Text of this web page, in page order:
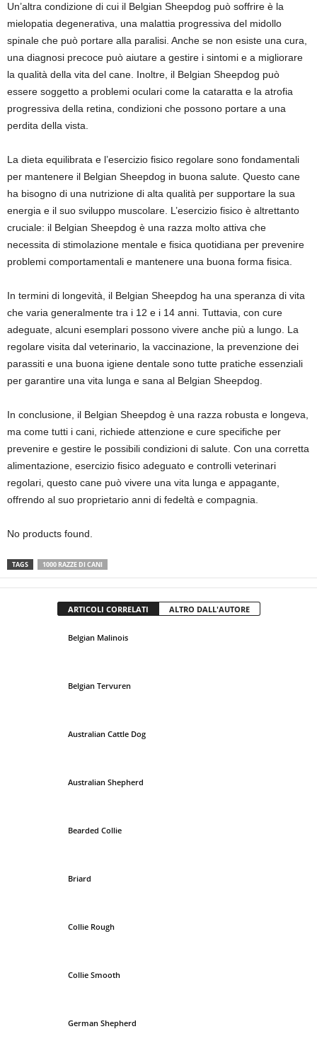
Un’altra condizione di cui il Belgian Sheepdog può soffrire è la
mielopatia degenerativa, una malattia progressiva del midollo
spinale che può portare alla paralisi. Anche se non esiste una cura,
una diagnosi precoce può aiutare a gestire i sintomi e a migliorare
la qualità della vita del cane. Inoltre, il Belgian Sheepdog può
essere soggetto a problemi oculari come la cataratta e la atrofia
progressiva della retina, condizioni che possono portare a una
perdita della vista.
La dieta equilibrata e l’esercizio fisico regolare sono fondamentali
per mantenere il Belgian Sheepdog in buona salute. Questo cane
ha bisogno di una nutrizione di alta qualità per supportare la sua
energia e il suo sviluppo muscolare. L’esercizio fisico è altrettanto
cruciale: il Belgian Sheepdog è una razza molto attiva che
necessita di stimolazione mentale e fisica quotidiana per prevenire
problemi comportamentali e mantenere una buona forma fisica.
In termini di longevità, il Belgian Sheepdog ha una speranza di vita
che varia generalmente tra i 12 e i 14 anni. Tuttavia, con cure
adeguate, alcuni esemplari possono vivere anche più a lungo. La
regolare visita dal veterinario, la vaccinazione, la prevenzione dei
parassiti e una buona igiene dentale sono tutte pratiche essenziali
per garantire una vita lunga e sana al Belgian Sheepdog.
In conclusione, il Belgian Sheepdog è una razza robusta e longeva,
ma come tutti i cani, richiede attenzione e cure specifiche per
prevenire e gestire le possibili condizioni di salute. Con una corretta
alimentazione, esercizio fisico adeguato e controlli veterinari
regolari, questo cane può vivere una vita lunga e appagante,
offrendo al suo proprietario anni di fedeltà e compagnia.
No products found.
TAGS 1000 RAZZE DI CANI
ARTICOLI CORRELATI ALTRO DALL'AUTORE
Belgian Malinois
Belgian Tervuren
Australian Cattle Dog
Australian Shepherd
Bearded Collie
Briard
Collie Rough
Collie Smooth
German Shepherd